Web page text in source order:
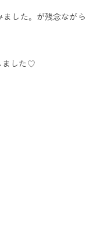
した。が残念ながら
ました♡